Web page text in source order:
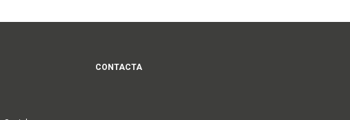
CONTACTA